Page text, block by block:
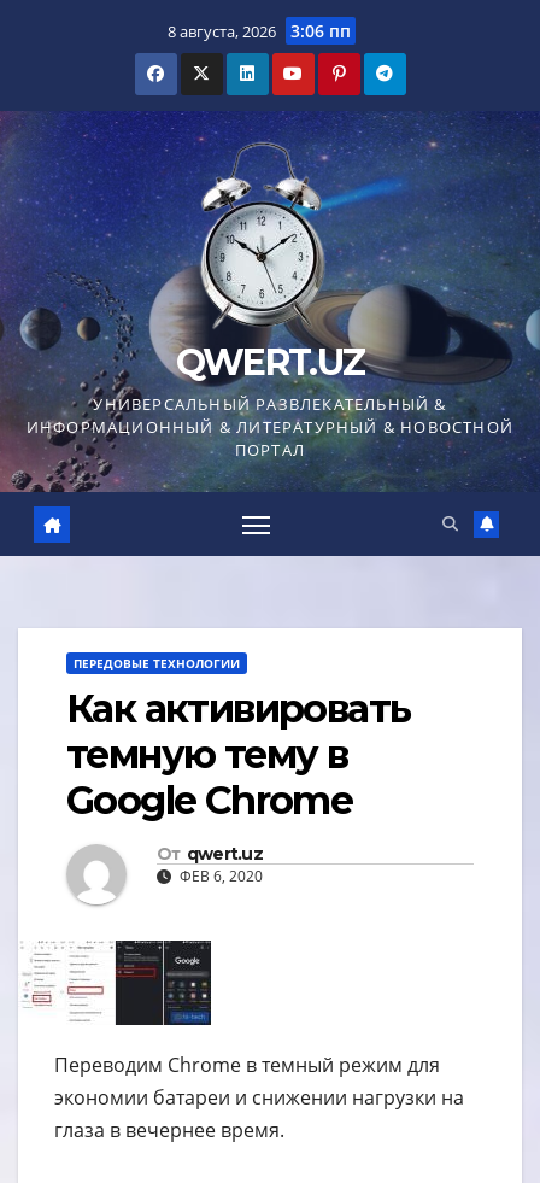
8 августа, 2026 3:06 пп
QWERT.UZ
УНИВЕРСАЛЬНЫЙ РАЗВЛЕКАТЕЛЬНЫЙ &
ИНФОРМАЦИОННЫЙ & ЛИТЕРАТУРНЫЙ & НОВОСТНОЙ
ПОРТАЛ
ПЕРЕДОВЫЕ ТЕХНОЛОГИИ
Как активировать
темную тему в
Google Chrome
От qwert.uz
ФЕВ 6, 2020
Переводим Chrome в темный режим для
экономии батареи и снижении нагрузки на
глаза в вечернее время.